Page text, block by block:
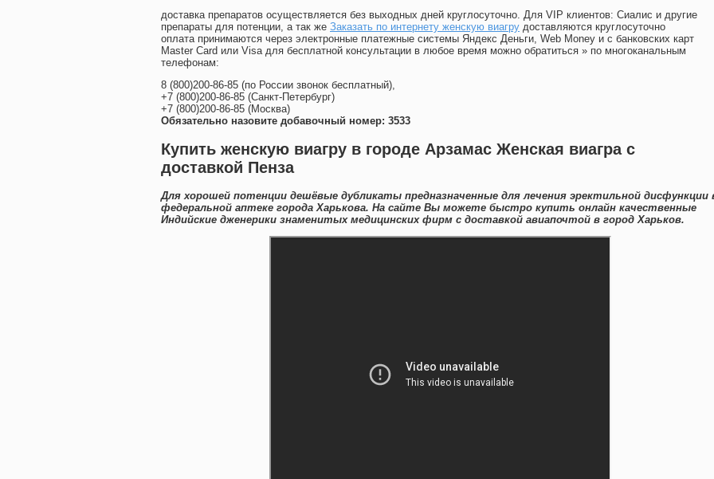
доставка препаратов осуществляется без выходных дней круглосуточно. Для VIP клиентов: Сиалис и другие
препараты для потенции, а так же Заказать по интернету женскую виагру доставляются круглосуточно
оплата принимаются через электронные платежные системы Яндекс Деньги, Web Money и с банковских карт
Master Card или Visa для бесплатной консультации в любое время можно обратиться » по многоканальным
телефонам:
8 (800)200-86-85 (по России звонок бесплатный),
+7 (800)200-86-85 (Санкт-Петербург)
+7 (800)200-86-85 (Москва)
Обязательно назовите добавочный номер: 3533
Купить женскую виагру в городе Арзамас Женская виагра с
доставкой Пенза
Для хорошей потенции дешёвые дубликаты предназначенные для лечения эректильной дисфункции
федеральной аптеке города Харькова. На сайте Вы можете быстро купить онлайн качественные
Индийские дженерики знаменитых медицинских фирм с доставкой авиапочтой в город Харьков.